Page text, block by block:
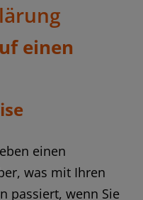
einen
einen
was mit Ihren
passiert, wenn Sie